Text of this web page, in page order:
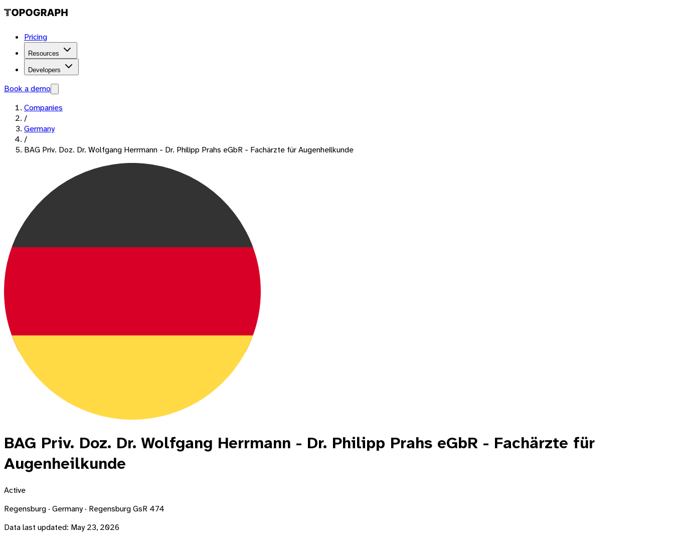
Pricing
Resources
Developers
Book a demo
Companies
/
Germany
/
BAG Priv. Doz. Dr. Wolfgang Herrmann - Dr. Philipp Prahs eGbR - Fachärzte für Augenheilkunde
BAG Priv. Doz. Dr. Wolfgang Herrmann - Dr. Philipp Prahs eGbR - Fachärzte für
Augenheilkunde
Active
Regensburg · Germany · Regensburg GsR 474
Data last updated: May 23, 2026